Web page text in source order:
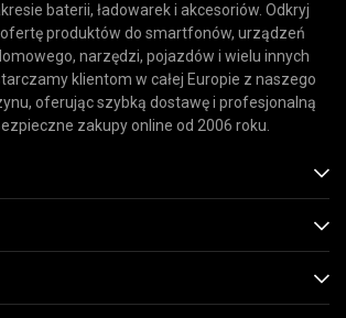
baterii, ładowarek i akcesoriów. Odkryj
produktów do smartfonów, urządzeń
narzędzi, pojazdów i wielu innych
klientom w całej Europie z naszego
oferując szybką dostawę i profesjonalną
zakupy online od 2006 roku.